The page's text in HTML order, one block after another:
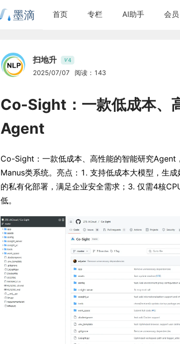
墨滴 首页 专栏 AI助手 会员
扫地升 V4
2025/07/07 阅读：143
Co-Sight：一款低成本、
Agent
Co-Sight：一款低成本、高性能的智能研究Agent
Manus类系统。亮点：1. 支持低成本大模型，生
的私有化部署，满足企业安全需求；3. 仅需4核
低。